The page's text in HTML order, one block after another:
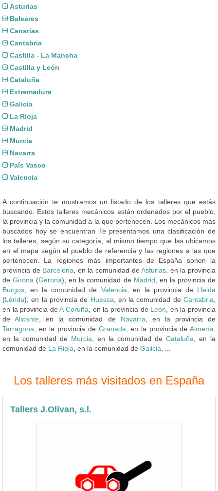
Asturias
Baleares
Canarias
Cantabria
Castilla - La Mancha
Castilla y León
Cataluña
Extremadura
Galicia
La Rioja
Madrid
Murcia
Navarra
País Vasco
Valencia
A continuación te mostramos un listado de los talleres que estás
buscando. Estos talleres mecánicos están ordenados por el pueblo,
la provincia y la comunidad a la que pertenecen. Los mecánicos más
buscados hoy se encuentran Te presentamos una clasificación de
los talleres, según su categoría, al mismo tiempo que las ubicamos
en el mapa según el pueblo de referencia y las regiones a las que
pertenecen. La regiones más importantes de España sonen la
provincia de Barcelona , en la comunidad deAsturias , en la provincia
deGirona (Gerona), en la comunidad de Madrid , en la provincia de
Burgos , en la comunidad de Valencia , en la provincia de Lleida
(Lérida), en la provincia de Huesca , en la comunidad de Cantabria
en la provincia deA Coruña , en la provincia de León , en la provincia
deAlicante , en la comunidad de Navarra , en la provincia de
Tarragona , en la provincia de Granada , en la provincia de Almería
en la comunidad de Murcia , en la comunidad de Cataluña , en la
comunidad de La Rioja , en la comunidad de Galicia
Los talleres más visitados en España
Tallers J.Olivan, s.l.